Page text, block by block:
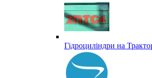
Гідроциліндри на